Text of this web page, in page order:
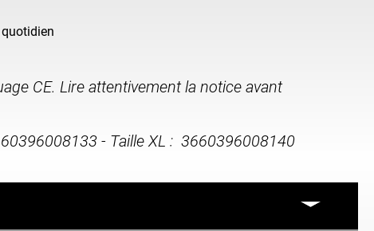
CE. Lire attentivement la notice avant
- Taille XL : 3660396008140